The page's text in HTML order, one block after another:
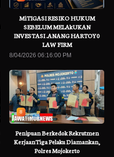
MiTIGASI RESIKO HUKUM
SEBELUM MELAkUKAN
INVESTASI .ANANG HARTOY0
LAW FIRM
8/04/2026 06:16:00 PM
8
Penipuan Berkedok Rekrutmen
KerjaanTiga Pelaku Diamankan,
Polres Mojokerto